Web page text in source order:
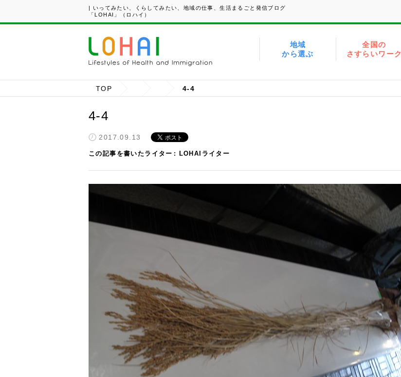
| いってみたい、くらしてみたい、地域の仕事、生活まるごと発信ブログ
「LOHAI」（ロハイ）
地域
から選ぶ
全国の
さすらいワーク
TOP 4-4
4-4
2017.09.13
この記事を書いたライター LOHAIライター